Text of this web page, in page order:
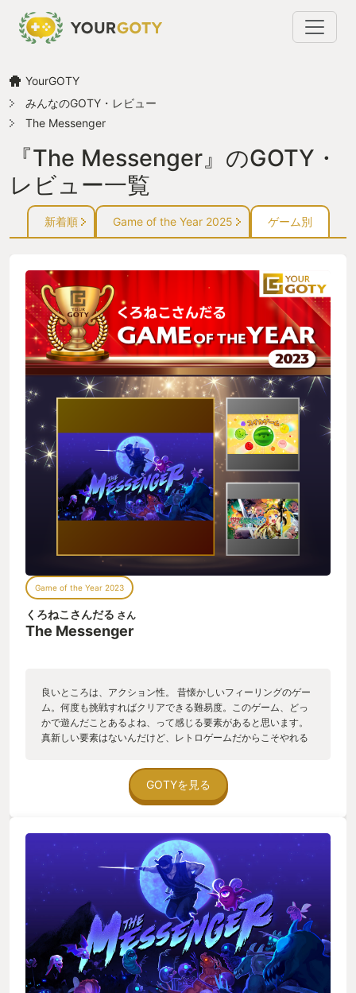
YourGOTY
みんなのGOTY・レビュー
The Messenger
『The Messenger』のGOTY・
レビュー一覧
新着順 Game of the Year 2025 ゲーム別
Game of the Year 2023
くろねこさんだる さん
The Messenger
良いところは、アクション性。 昔懐かしいフィーリングのゲー
ム。何度も挑戦すればクリアできる難易度。このゲーム、どっ
かで遊んだことあるよね、って感じる要素があると思います。
真新しい要素はないんだけど、レトロゲームだからこそやれる
ころ1 細かくて伝わない箇所も拘ってて感動。 水中に潜った時
にBGMがなくなり、 実際に水中に潜ったかのような演出。 イ
ンタラクティブミュージックという、ゲーム内の演出に合わせ
キャラが好きになる。 自分が好きな小話は、トロフィー「開か
ない戸棚」の幸福の話です。
GOTYを見る